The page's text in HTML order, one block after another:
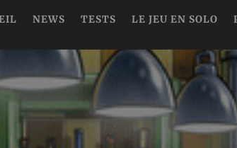
NEWS TESTS LE JEU EN SOLO